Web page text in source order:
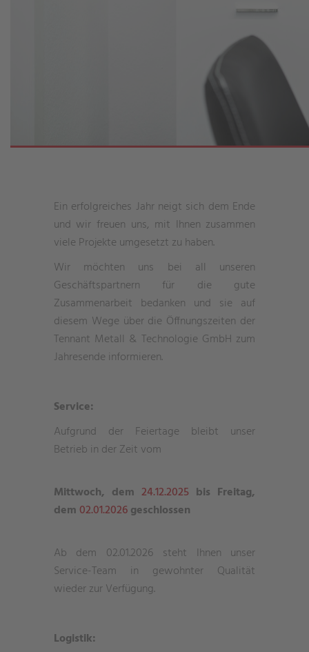
Ein erfolgreiches Jahr neigt sich dem Ende
und wir freuen uns, mit Ihnen zusammen
viele Projekte umgesetzt zu haben.
Wir möchten uns bei all unseren
Geschäftspartnern für die gute
Zusammenarbeit bedanken und sie auf
diesem Wege über die Öffnungszeiten der
Tennant Metall & Technologie GmbH zum
Jahresende informieren.
Service:
Aufgrund der Feiertage bleibt unser
Betrieb in der Zeit vom
Mittwoch, dem 24.12.2025 bis Freitag,
dem 02.01.2026geschlossen
Ab dem 02.01.2026 steht Ihnen unser
Service-Team in gewohnter Qualität
wieder zur Verfügung.
Logistik: